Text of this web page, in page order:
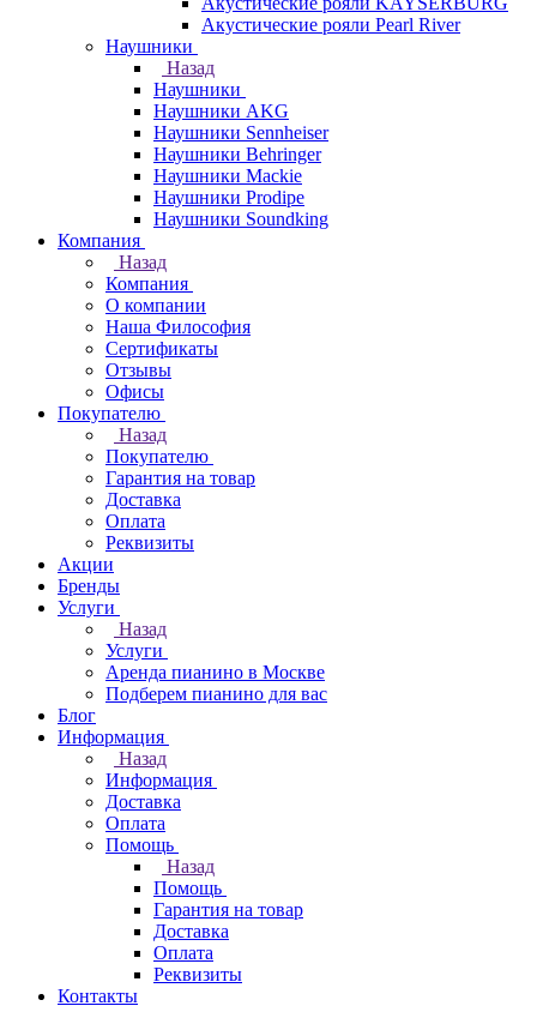
Акустические рояли Pearl River
Наушники
Назад
Наушники
Наушники AKG
Наушники Sennheiser
Наушники Behringer
Наушники Mackie
Наушники Prodipe
Наушники Soundking
Компания
Назад
Компания
О компании
Наша Философия
Сертификаты
Отзывы
Офисы
Покупателю
Назад
Покупателю
Гарантия на товар
Доставка
Оплата
Реквизиты
Акции
Бренды
Услуги
Назад
Услуги
Аренда пианино в Москве
Подберем пианино для вас
Блог
Информация
Назад
Информация
Доставка
Оплата
Помощь
Назад
Помощь
Гарантия на товар
Доставка
Оплата
Реквизиты
Контакты